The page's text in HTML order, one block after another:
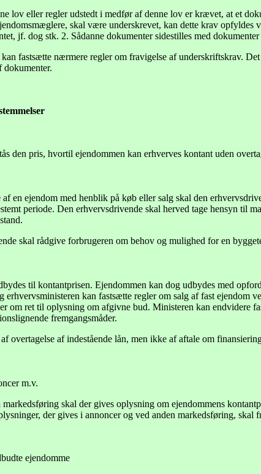
lov eller regler udstedt i medfør af denne lov er krævet, at et
skal være underskrevet, kan dette krav opfyldes
jf. dog stk. 2. Sådanne dokumenter sidestilles med
fastsætte nærmere regler om fravigelse af underskriftskrav.
dokumenter.
den pris, hvortil ejendommen kan erhverves kontant uden
en ejendom med henblik på køb eller salg skal den
periode. Den erhvervsdrivende skal herved tage hensyn til
skal rådgive forbrugeren om behov og mulighed for en
til kontantprisen. Ejendommen kan dog udbydes med
kan fastsætte regler om salg af fast ejendom
om ret til oplysning om afgivne bud. Ministeren kan endvidere
fremgangsmåder.
overtagelse af indestående lån, men ikke af aftale om
m.v.
markedsføring skal der gives oplysning om ejendommens
der gives i annoncer og ved anden markedsføring, skal
ejendomme